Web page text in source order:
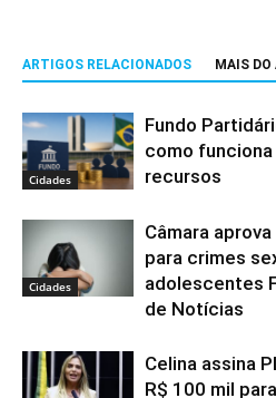
ARTIGOS RELACIONADOS MAIS DO
Cidades
Fundo
como
recursos
Cidades
Câmara
para crimes
adolescentes
de Notícias
Celina assina
R$ 100 mil